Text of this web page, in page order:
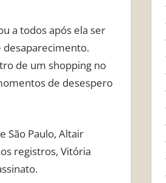
a todos após ela ser
desaparecimento.
de um shopping no
de desespero
São Paulo, Altair
registros, Vitória